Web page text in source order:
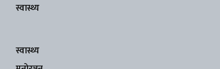
स्वास्थ्य
स्वास्थ्य